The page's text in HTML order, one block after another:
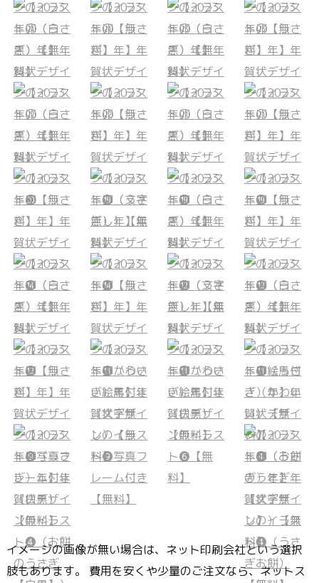
イメージの画像が無い場合は、ネット印刷会社という選択
肢もあります。 費用を安くや少量のご注文なら、ネットス